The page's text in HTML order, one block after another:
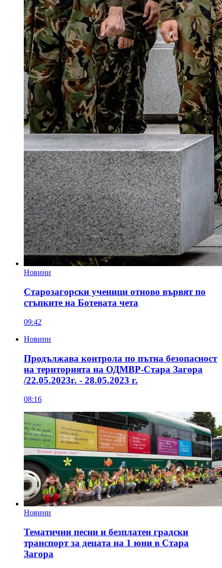
Новини
Старозагорски ученици отново вървят по
стъпките на Ботевата чета
09:42
Новини
Продължава контрола по пътна безопасност
на територията на ОДМВР-Стара Загора
/22.05.2023г. - 28.05.2023 г.
08:16
Новини
Тематични песни и безплатен градски
транспорт за децата на 1 юни в Стара
Загора